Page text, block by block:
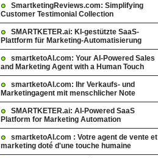
SmartketingReviews.com: Simplifying
Customer Testimonial Collection
SMARTKETER.ai: KI-gestützte SaaS-
Plattform für Marketing-Automatisierung
smartketoAI.com: Your AI-Powered Sales
and Marketing Agent with a Human Touch
smartketoAI.com: Ihr Verkaufs- und
Marketingagent mit menschlicher Note
SMARTKETER.ai: AI-Powered SaaS
Platform for Marketing Automation
smartketoAI.com : Votre agent de vente et
marketing doté d'une touche humaine